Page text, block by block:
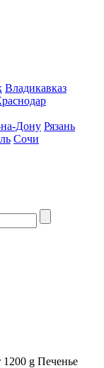
Владикавказ
Дону Рязань
Сочи
g Печенье